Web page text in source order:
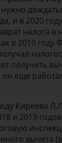
и в 2020
налога в
в 2019 году
получить
он еще
Киреева
и 2019
вычета